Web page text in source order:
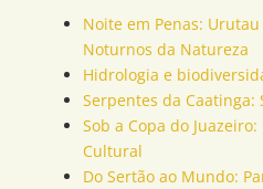
Noite em Penas:
Noturnos da Natureza
Hidrologia e
Serpentes da Caatinga:
Sob a Copa do
Cultural
Do Sertão ao Mundo: